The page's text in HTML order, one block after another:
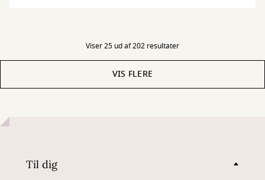
Viser 25 ud af 202 resultater
VIS FLERE
Til dig